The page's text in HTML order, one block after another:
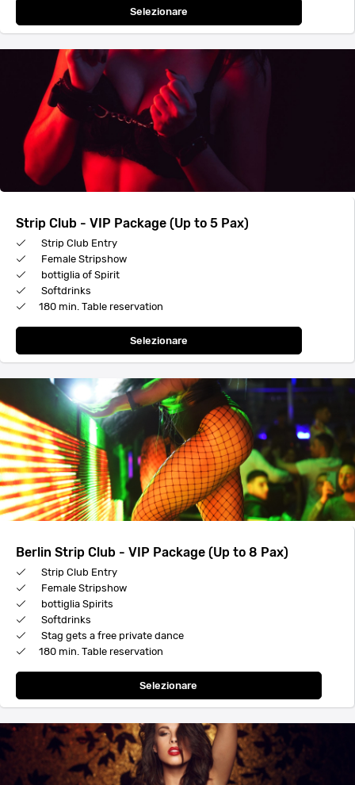
Selezionare
Strip Club - VIP Package (Up to 5 Pax)
Strip Club Entry
Female Stripshow
bottiglia of Spirit
Softdrinks
180 min. Table reservation
Selezionare
Berlin Strip Club - VIP Package (Up to 8 Pax)
Strip Club Entry
Female Stripshow
bottiglia Spirits
Softdrinks
Stag gets a free private dance
180 min. Table reservation
Selezionare